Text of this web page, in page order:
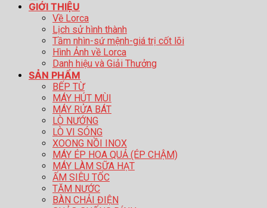
GIỚI THIỆU
Về Lorca
Lịch sử hình thành
Tầm nhìn-sứ mệnh-giá trị cốt lõi
Hình Ảnh về Lorca
Danh hiệu và Giải Thưởng
SẢN PHẨM
BẾP TỪ
MÁY HÚT MÙI
MÁY RỬA BÁT
LÒ NƯỚNG
LÒ VI SÓNG
XOONG NỒI INOX
MÁY ÉP HOA QUẢ (ÉP CHẬM)
MÁY LÀM SỮA HẠT
ẤM SIÊU TỐC
TĂM NƯỚC
BÀN CHẢI ĐIỆN